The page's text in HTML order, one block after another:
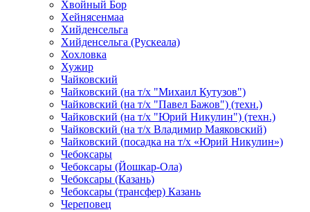
Хвойный Бор
Хейнясенмаа
Хийденсельга
Хийденсельга (Рускеала)
Хохловка
Хужир
Чайковский
Чайковский (на т/х "Михаил Кутузов")
Чайковский (на т/х "Павел Бажов") (техн.)
Чайковский (на т/х "Юрий Никулин") (техн.)
Чайковский (на т/х Владимир Маяковский)
Чайковский (посадка на т/х «Юрий Никулин»)
Чебоксары
Чебоксары (Йошкар-Ола)
Чебоксары (Казань)
Чебоксары (трансфер) Казань
Череповец